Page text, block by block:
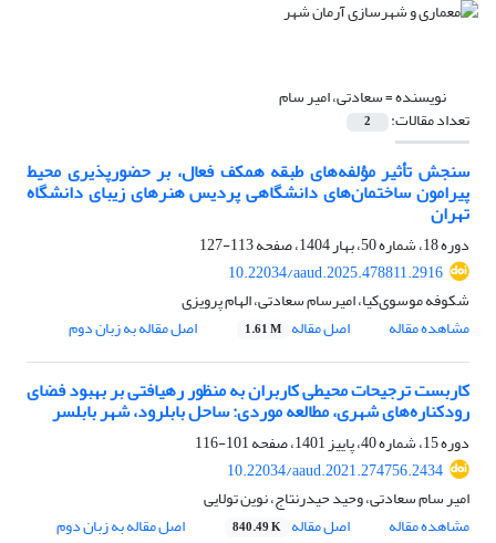
نویسنده =سعادتی، امیر سام
تعداد مقالات: 2
سنجش تأثیر مؤلفه‌های طبقه همکف فعال، بر حضورپذیری محیط
پیرامون ساختمان‌های دانشگاهی پردیس هنرهای زیبای دانشگاه
تهران
دوره 18، شماره 50، بهار 1404، صفحه
113-127
10.22034/aaud.2025.478811.2916
شکوفه موسوی‌کیا، امیرسام سعادتی، الهام پرویزی
مشاهده مقاله
اصل مقاله 1.61 M اصل مقاله به زبان دوم
کاربست ترجیحات محیطی کاربران به منظور رهیافتی بر بهبود فضای
رودکناره‌‌های شهری، مطالعه موردی: ساحل بابلرود، شهر بابلسر
دوره 15، شماره 40، پاییز 1401، صفحه
101-116
10.22034/aaud.2021.274756.2434
امیر سام سعادتی، وحید حیدرنتاج، نوین تولایی
مشاهده مقاله
اصل مقاله 840.49 K اصل مقاله به زبان دوم